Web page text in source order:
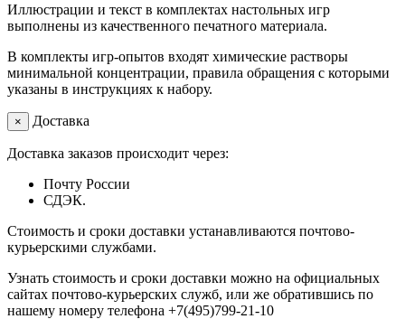
Иллюстрации и текст в комплектах настольных игр
выполнены из качественного печатного материала.
В комплекты игр-опытов входят химические растворы
минимальной концентрации, правила обращения с которыми
указаны в инструкциях к набору.
× Доставка
Доставка заказов происходит через:
Почту России
СДЭК.
Стоимость и сроки доставки устанавливаются почтово-
курьерскими службами.
Узнать стоимость и сроки доставки можно на официальных
сайтах почтово-курьерских служб, или же обратившись по
нашему номеру телефона +7(495)799-21-10